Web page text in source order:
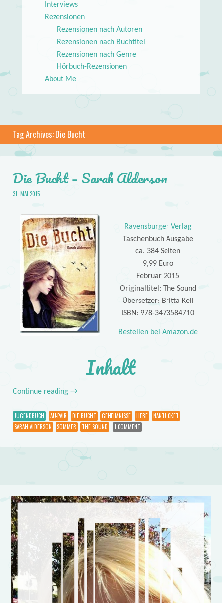
Interviews
Rezensionen
Rezensionen nach Autoren
Rezensionen nach Buchtitel
Rezensionen nach Genre
Hörbuch-Rezensionen
About Me
Tag Archives: Die Bucht
Die Bucht – Sarah Alderson
31. MAI 2015
Ravensburger Verlag
Taschenbuch Ausgabe
ca. 384 Seiten
9,99 Euro
Februar 2015
Originaltitel: The Sound
Übersetzer: Britta Keil
ISBN: 978-3473584710
Bestellen bei Amazon.de
Inhalt
Continue reading →
JUGENDBUCH AU-PAIR DIE BUCHT GEHEIMNISSE LIEBE
NANTUCKET
SARAH ALDERSON
SOMMER THE SOUND 1 COMMENT
Post navigation